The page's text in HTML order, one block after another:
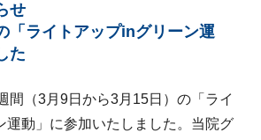
せ
「ライトアップinグリーン運
た
間（3月9日から3月15日）の「ライ
運動」に参加いたしました。当院グ